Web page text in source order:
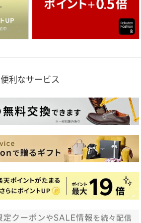
便利なサービス